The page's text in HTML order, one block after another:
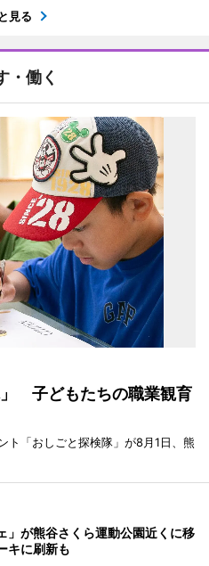
見る
・働く
子どもたちの職業観育
ト「おしごと探検隊」が8月1日、熊
」が熊谷さくら運動公園近くに移
キに刷新も